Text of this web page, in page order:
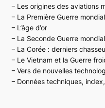
– Les origines des aviations
– La Première Guerre
– L’âge d’or
– La Seconde Guerre
– La Corée : derniers
– Le Vietnam et la Guerre
– Vers de nouvelles
– Données techniques,